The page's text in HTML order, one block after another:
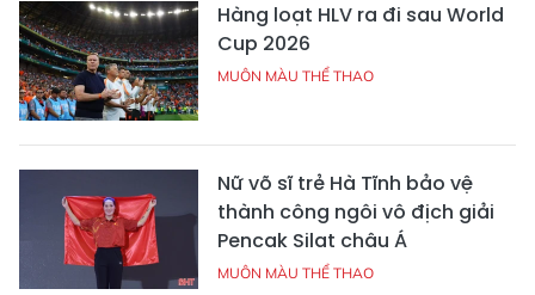
Hàng loạt HLV ra đi sau World
Cup 2026
MUÔN MÀU THỂ THAO
Nữ võ sĩ trẻ Hà Tĩnh bảo vệ
thành công ngôi vô địch giải
Pencak Silat châu Á
MUÔN MÀU THỂ THAO